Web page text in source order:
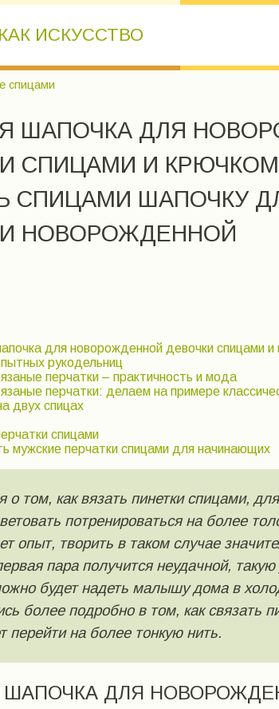
ИСКУССТВО
спицами
ШАПОЧКА ДЛЯ
СПИЦАМИ И КРЮЧКОМ
СПИЦАМИ ШАПОЧКУ
НОВОРОЖДЕННОЙ
для новорожденной девочки спицами
рукодельниц
перчатки – практичность и мода
перчатки: делаем на примере
двух спицах
спицами
мужские перчатки спицами для начинающих
о том, как вязать пинетки спицами,
потренироваться на более
опыт, творить в таком случае
пара получится неудачной,
будет надеть малышу дома в
более подробно в том, как связать
перейти на более тонкую нить.
ШАПОЧКА ДЛЯ